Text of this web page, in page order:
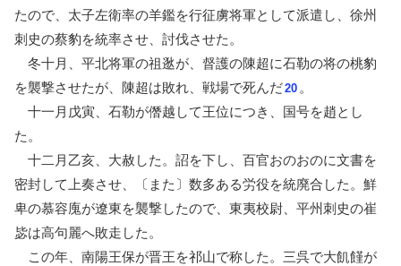
たので、太子左衛率の羊鑑を行征虜将軍として派遣し、徐州
刺史の蔡豹を統率させ、討伐させた。
冬十月、平北将軍の祖逖が、督護の陳超に石勒の将の桃豹
を襲撃させたが、陳超は敗れ、戦場で死んだ20 。
十一月戊寅、石勒が僭越して王位につき、国号を趙とし
た。
十二月乙亥、大赦した。詔を下し、百官おのおのに文書を
密封して上奏させ、〔また〕数多ある労役を統廃合した。鮮
卑の慕容廆が遼東を襲撃したので、東夷校尉、平州刺史の崔
毖は高句麗へ敗走した。
この年、南陽王保が晋王を祁山で称した。三呉で大飢饉が